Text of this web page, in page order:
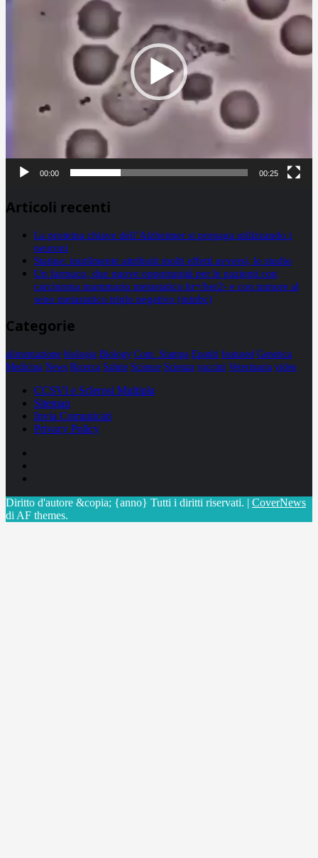
00:00 00:25
Articoli recenti
La proteina chiave dell’Alzheimer si propaga utilizzando i
neuroni
Statine: inutilmente attribuiti molti effetti avversi, lo studio
Un farmaco, due nuove opportunità per le pazienti con
carcinoma mammario metastatico hr+/her2- e con tumore al
seno metastatico triplo negativo (mtnbc)
Categorie
alimentazione biologia Biology Com. Stampa Epatiti featured Genetica
Medicina News Ricerca Salute Science Scienza vaccini Veterinaria video
CCSVI e Sclerosi Multipla
Sitemap
Invia Comunicati
Privacy Policy
Diritto d'autore &copia; {anno} Tutti i diritti riservati. | CoverNews
di AF themes.